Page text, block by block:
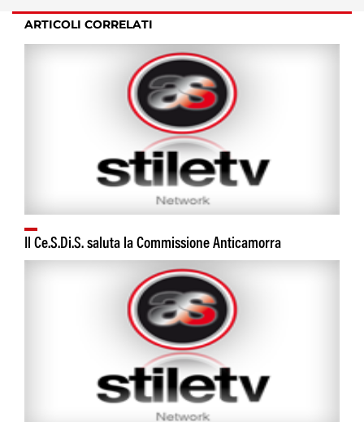
ARTICOLI CORRELATI
Il Ce.S.Di.S. saluta la Commissione Anticamorra